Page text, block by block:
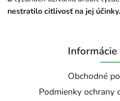
nestratilo citlivosť na jej účinky.
Informácie
Obchodné
Podmienky ochrany